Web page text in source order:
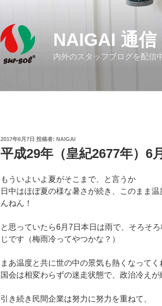
NAIGAI 通信
内外のスタッフブログを配信
投
稿
日:
2017年6月7日 投稿者: NAIGAI
平成29年（皇紀2677年）6
もういよいよ夏がそこまで、と言うか
日中はほぼ夏の様な暑さが続き、このまま
んねん！
と思っていたら6月7日本日は雨で、そろそ
じです（梅雨冷ってやつかな？）
まあ温度と共に世の中の景気も熱くなってく
国会は相変わらずの迷走状態で、政治冷えが
引き続き民間企業は努力に努力を重ねて、